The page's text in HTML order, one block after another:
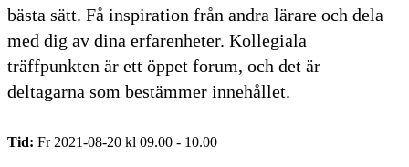
bästa sätt. Få inspiration från andra lärare och dela
med dig av dina erfarenheter. Kollegiala
träffpunkten är ett öppet forum, och det är
deltagarna som bestämmer innehållet.
Tid: Fr 2021-08-20 kl 09.00 - 10.00